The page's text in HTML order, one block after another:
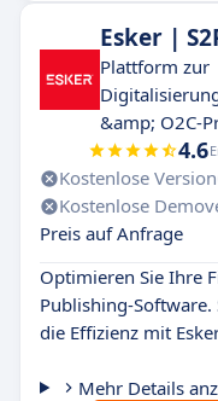
Esker |
Plattform zur
&amp; O2C-
4.6
Kostenlose Version
Kostenlose
Preis auf Anfrage
Optimieren Sie Ihre
Publishing-Software.
die Effizienz mit
Mehr Details